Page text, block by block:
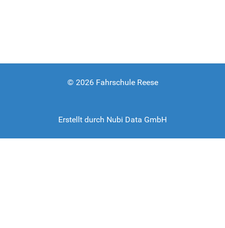
© 2026 Fahrschule Reese
Erstellt durch Nubi Data GmbH